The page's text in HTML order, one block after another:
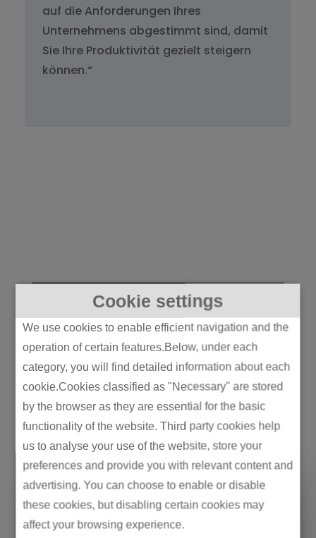
Cookie settings
We use cookies to enable efficient navigation and the
operation of certain features.Below, under each
category, you will find detailed information about each
cookie.Cookies classified as "Necessary" are stored
by the browser as they are essential for the basic
functionality of the website. Third party cookies help
us to analyse your use of the website, store your
preferences and provide you with relevant content and
advertising. You can choose to enable or disable
these cookies, but disabling certain cookies may
affect your browsing experience.
auf die Anforderungen Ihres
Unternehmens abgestimmt sind, damit
Sie Ihre Produktivität gezielt steigern
können.“
Intretech in Zahlen
Innovation und Exzellenz im Kern –
belegt durch messbare Erfolge.
500+